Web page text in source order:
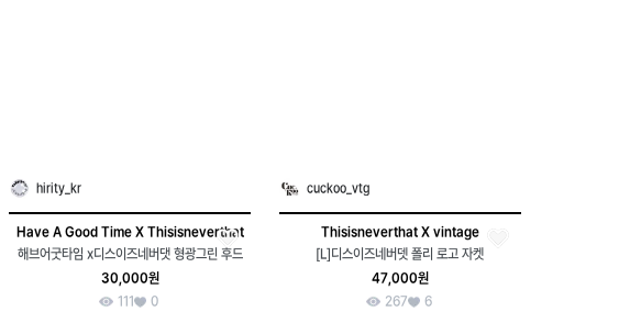
hirity_kr
Have A Good Time X Thisisneverthat
해브어굿타임 x디스이즈네버댓 형광그린 후드
30,000원
111
0
cuckoo_vtg
Thisisneverthat X vintage
[L]디스이즈네버뎃 폴리 로고 자켓
47,000원
267
6